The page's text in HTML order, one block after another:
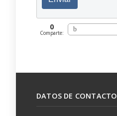
0
Comparte:
DATOS DE CONTACTO